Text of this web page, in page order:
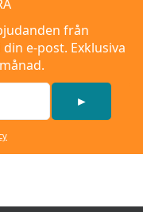
från
e-post. Exklusiva
►